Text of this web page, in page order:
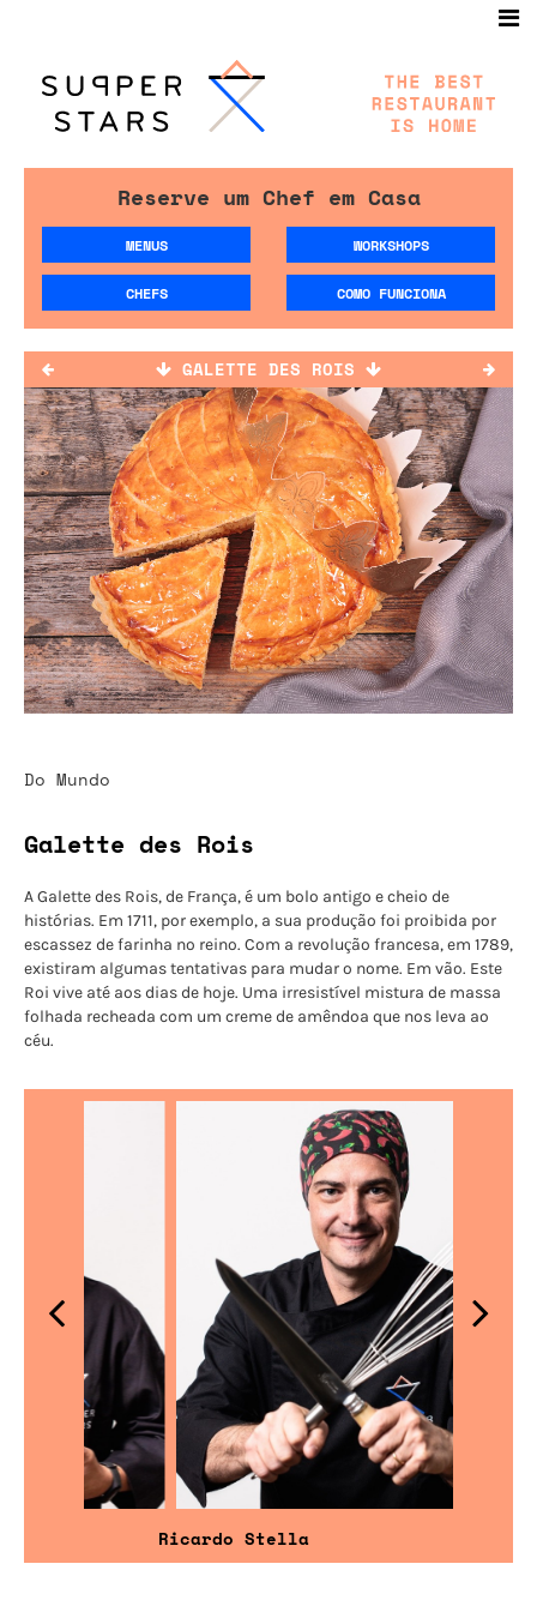
Reserve um Chef em Casa
MENUS WORKSHOPS
CHEFS COMO FUNCIONA
GALETTE DES ROIS
Do Mundo
Galette des Rois
A Galette des Rois, de França, é um bolo antigo e cheio de
histórias. Em 1711, por exemplo, a sua produção foi proibida por
escassez de farinha no reino. Com a revolução francesa, em 1789,
existiram algumas tentativas para mudar o nome. Em vão. Este
Roi vive até aos dias de hoje. Uma irresistível mistura de massa
folhada recheada com um creme de amêndoa que nos leva ao
céu.
Ricardo Stella